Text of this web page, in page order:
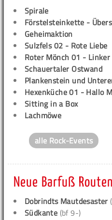
Spirale
Förstelsteinkette -
Geheimaktion
Sulzfels 02 - Rote Liebe
Roter Mönch 01 - Linker
Schauertaler Ostwand
Plankenstein und
Hexenküche 01 - Hallo
Sitting in a Box
Lachmöwe
alle Rock-Events
Neue Barfuß Routen
Dobrindts Mautdesaster
Südkante (bf 9-)